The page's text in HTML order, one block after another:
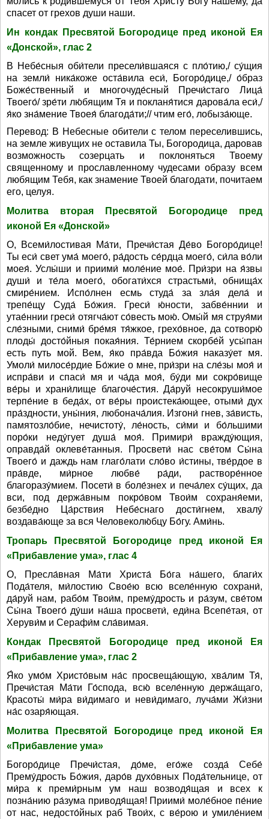
спасет от грехов души наши.
Ин кондак Пресвятой Богородице пред иконой Ея
«Донской», глас 2
В Небе́сныя оби́тели пресели́вшаяся с пло́тию,/ су́щия
на земли́ ника́коже оста́вила еси́, Богоро́дице,/ о́браз
Боже́ственный и многочуде́сный Пречи́стаго Лица́
Твоего́/ зре́ти лю́бящим Тя и покланя́тися дарова́ла еси́,/
я́ко зна́мение Твоея́ благода́ти;// чтим его́, лобыза́юще.
Перевод: В Небесные обители с телом переселившись,
на земле живущих не оставила Ты, Богородица, даровав
возможность созерцать и поклоняться Твоему
священному и прославленному чудесами образу всем
любящим Тебя, как знамение Твоей благодати, почитаем
его, целуя.
Молитва вторая Пресвятой Богородице пред
иконой Ея «Донской»
О, Всеми́лостивая Ма́ти, Пречи́стая Де́во Богоро́дице!
Ты еси́ свет ума́ моего́, ра́дость се́рдца моего́, си́ла во́ли
моея́. Услы́ши и приими́ моле́ние мое́. При́зри на я́звы
души́ и те́ла моего́, обогати́хся страстьми́, обнища́х
смире́нием. Испо́лнен есмь студа́ за зла́я дела́ и
трепе́щу Суда́ Бо́жия. Греси́ ю́ности, забве́ннии и
утае́ннии греси́ отягча́ют со́весть мою́. Омы́й мя струя́ми
сле́зными, сними́ бре́мя тя́жкое, грехо́вное, да сотворю́
плоды́ досто́йныя покая́ния. Те́рнием скорбе́й усы́пан
есть путь мой. Вем, я́ко пра́вда Бо́жия наказу́ет мя.
Умоли́ милосе́рдие Бо́жие о мне, при́зри на сле́зы моя́ и
испра́ви и спаси́ мя и ча́да моя́, бу́ди ми сокро́вище
ве́ры и храни́лище благоче́стия. Да́руй несокруши́мое
терпе́ние в беда́х, от ве́ры проистека́ющее, отыми́ дух
пра́здности, уны́ния, любонача́лия. Изгони́ гнев, за́висть,
памятозло́бие, нечистоту́, ле́ность, си́ми и бо́льшими
поро́ки неду́гует душа́ моя́. Примири́ вражду́ющия,
оправда́й оклеве́танныя. Просвети́ нас све́том Сы́на
Твоего́ и даждь нам глаго́лати сло́во и́стины, тве́рдое в
пра́вде, ми́рное любве́ ра́ди, растворе́нное
благоразу́мием. Посети́ в боле́знех и печа́лех су́щих, да
вси, под держа́вным покро́вом Твои́м сохраня́еми,
безбе́дно Ца́рствия Небе́снаго дости́гнем, хвалу́
воздава́юще за вся Человеколю́бцу Бо́гу. Ами́нь.
Тропарь Пресвятой Богородице пред иконой Ея
«Прибавление ума», глас 4
О, Пресла́вная Ма́ти Христа́ Бо́га на́шего, благи́х
Пода́теля, ми́лостию Свое́ю всю вселе́нную сохрани́,
да́руй нам, рабо́м Твои́м, прему́дрость и ра́зум, све́том
Сы́на Твоего́ ду́ши на́ша просвети́, еди́на Всепе́тая, от
Херуви́м и Серафи́м сла́вимая.
Кондак Пресвятой Богородице пред иконой Ея
«Прибавление ума», глас 2
Я́ко умо́м Христо́вым на́с просвеща́ющую, хва́лим Тя́,
Пречи́стая Ма́ти Го́спода, всю́ вселе́нную держа́щаго,
Красоты́ ми́ра ви́димаго и неви́димаго, луча́ми Жи́зни
на́с озаря́ющая.
Молитва Пресвятой Богородице пред иконой Ея
«Прибавление ума»
Богоро́дице Пречи́стая, до́ме, его́же созда́ Себе́
Прему́дрость Бо́жия, даро́в духо́вных Пода́тельнице, от
ми́ра к преми́рным ум наш возводя́щая и всех к
позна́нию ра́зума приводя́щая! Приими́ моле́бное пе́ние
от нас, недосто́йных раб Твои́х, с ве́рою и умиле́нием